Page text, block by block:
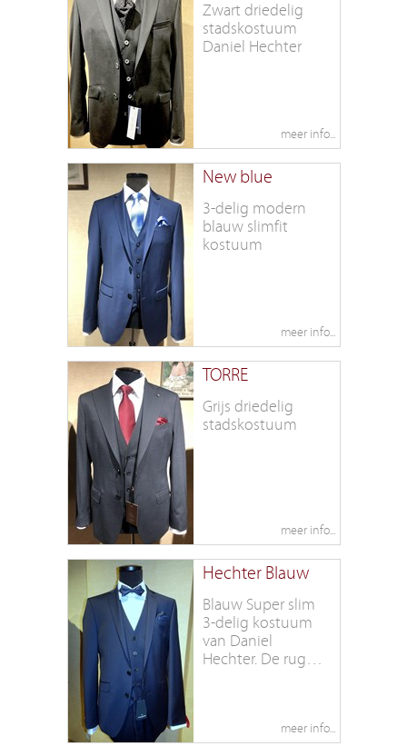
Zwart driedelig
stadskostuum
Daniel Hechter
New blue
3-delig modern
blauw slimfit
kostuum
TORRE
Grijs driedelig
stadskostuum
Hechter Blauw
Blauw Super slim
3-delig kostuum
van Daniel
Hechter. De rug
en pochette.